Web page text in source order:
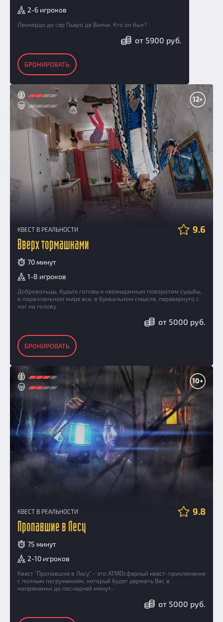
2-6 игроков
Леонардо ди сер Пьеро да Винчи. Кто он был?
от 5900 руб.
БРОНИРОВАТЬ
12+
КВЕСТ В РЕАЛЬНОСТИ 9.6
Вверх тормашками
70 минут
1-8 игроков
Добровольцы, будьте готовы к неожиданным поворотам судьбы,
в параллельном мире все, в буквальном смысле, перевернуто с
ног на голову
от 5000 руб.
БРОНИРОВАТЬ
10+
КВЕСТ В РЕАЛЬНОСТИ 9.8
Пропавшие в Лесу
75 минут
2-10 игроков
Квест "Пропавшие в Лесу" - это АТМОсферный квест-приключение
с полным погружением, который будет держать Вас в
напряжении до последней минут...
от 5000 руб.